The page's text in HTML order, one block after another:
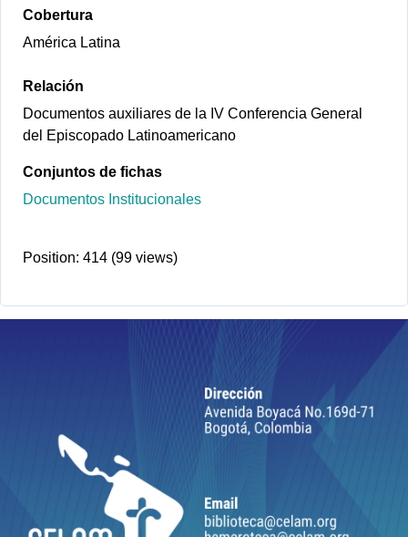
Cobertura
América Latina
Relación
Documentos auxiliares de la IV Conferencia General
del Episcopado Latinoamericano
Conjuntos de fichas
Documentos Institucionales
Position: 414 (99 views)